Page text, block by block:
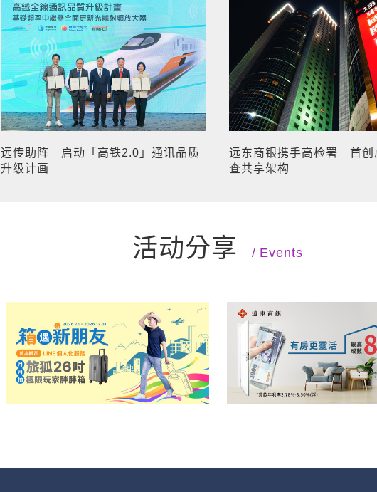
远传助阵 启动「高铁2.0」通讯品质
升级计画
远东商银携手高检署 首创
查共享架构
活动分享 Events